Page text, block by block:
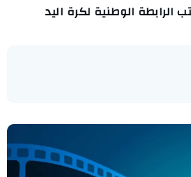
الرابطة الوطنية لكرة اليد